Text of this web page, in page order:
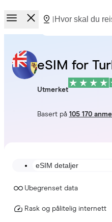
eSIM for
Utmerket
Basert på 105 170
eSIM detaljer
Ubegrenset data
Rask og pålitelig internett